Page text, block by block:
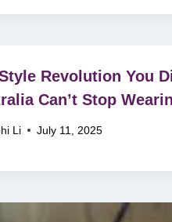
Revolution You
Can’t Stop
Li July 11, 2025